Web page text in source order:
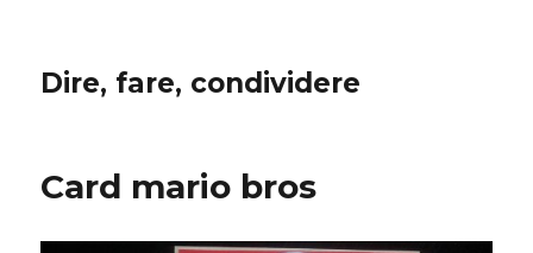
Dire, fare, condividere
Card mario bros